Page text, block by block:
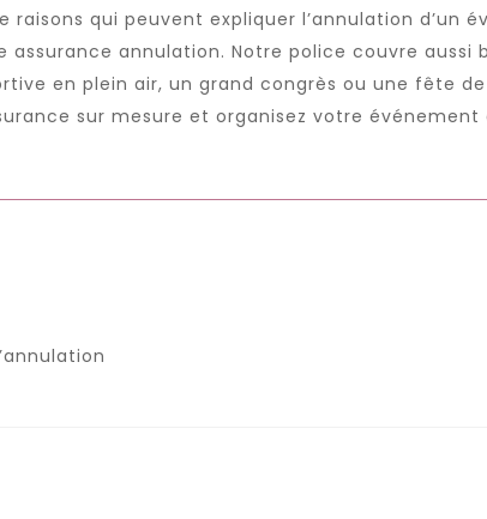
qui peuvent expliquer l’annulation d’un
annulation. Notre police couvre aussi
en plein air, un grand congrès ou une fête
sur mesure et organisez votre